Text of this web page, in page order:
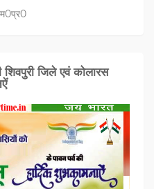
म0प्र0
जिले एवं कोलारस